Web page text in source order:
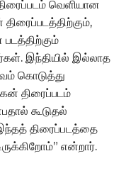
வெளியான
இந்தியில் இல்லாத
கொடுத்து
திரைப்படம்
கூடுதல்
திரைப்படத்தை
என்றார்.